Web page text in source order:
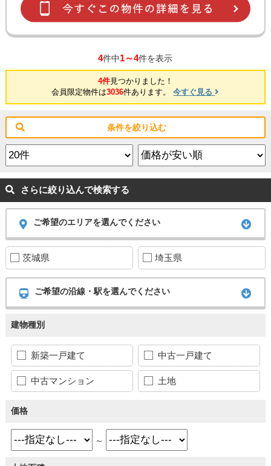
4件中1～4件を表示
4件見つかりました！
会員限定物件は3036件あります。今すぐ見る
条件を絞り込む
さらに絞り込んで検索する
ご希望のエリアを選んでください
茨城県 埼玉県
ご希望の沿線・駅を選んでください
建物種別
新築一戸建て 中古一戸建て
中古マンション 土地
価格
～